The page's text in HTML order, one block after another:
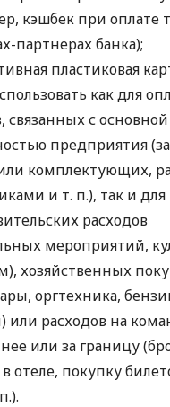
кэшбек при оплате
партнерах банка);
пластиковая
как для
связанных с основной
предприятия
комплектующих,
и т. п.), так и для
расходов
мероприятий,
хозяйственных
оргтехника,
или расходов на
или за границу
отеле, покупку
).